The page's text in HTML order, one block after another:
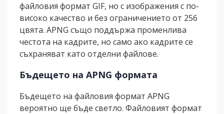
файловия формат GIF, но с изображения с по-
високо качество и без ограничението от 256
цвята. APNG също поддържа променлива
честота на кадрите, но само ако кадрите се
съхраняват като отделни файлове.
Бъдещето на APNG формата
Бъдещето на файловия формат APNG
вероятно ще бъде светло. Файловият формат